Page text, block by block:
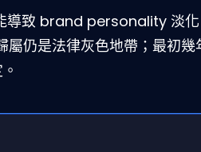
導致 brand personality 淡
屬仍是法律灰色地帶；最初幾